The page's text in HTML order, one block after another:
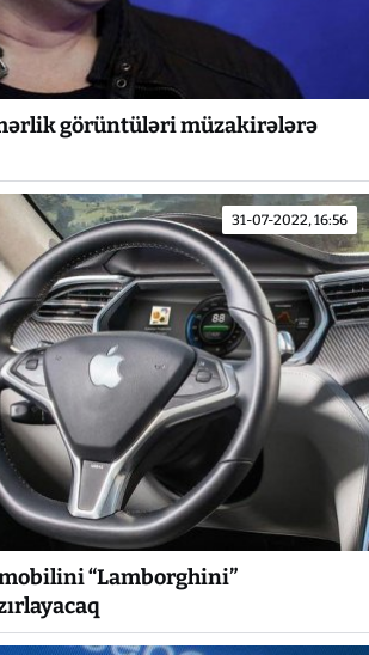
görüntüləri müzakirələrə
31-07-2022, 16:56
“Lamborghini”